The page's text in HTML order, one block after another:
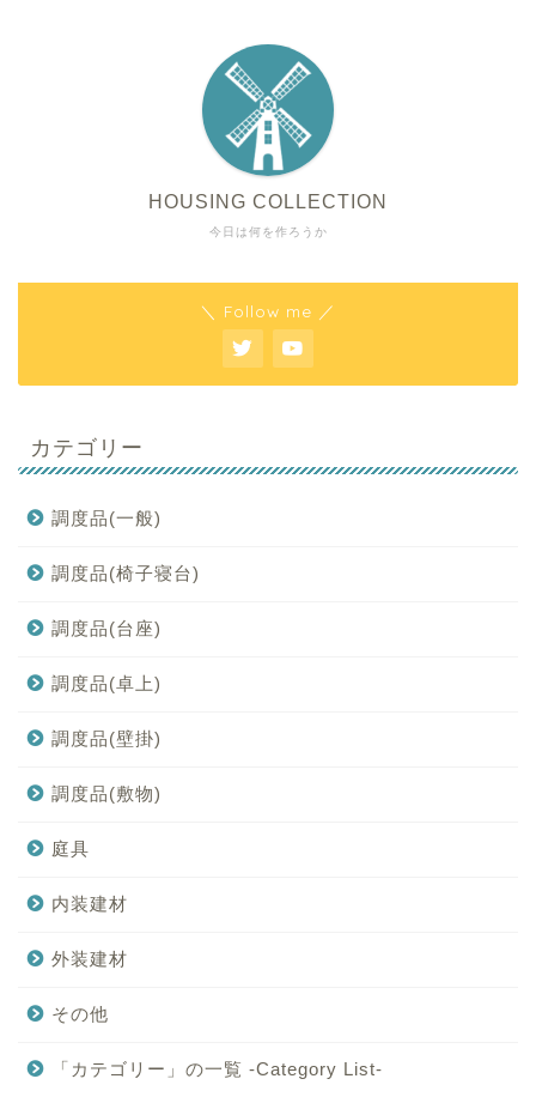
今日は何を作ろうか
HOUSING COLLECTION
＼ Follow me ／
カテゴリー
調度品(一般)
調度品(椅子寝台)
調度品(台座)
調度品(卓上)
調度品(壁掛)
調度品(敷物)
庭具
内装建材
外装建材
その他
「カテゴリー」の一覧 -Category List-